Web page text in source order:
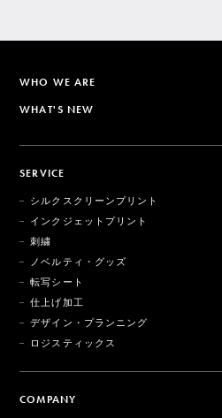
WHO WE ARE
WHAT'S NEW
SERVICE
シルクスクリーンプリント
インクジェットプリント
刺繍
ノベルティ・グッズ
転写シート
仕上げ加工
デザイン・プランニング
ロジスティックス
COMPANY